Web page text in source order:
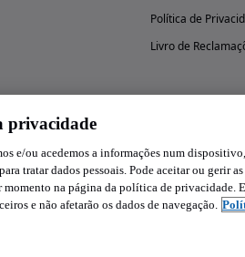
Política de
Livro de
privacidade
e/ou acedemos a informações num
tratar dados pessoais. Pode aceitar ou gerir as
na página da política de privacidade.
e não afetarão os dados de navegação.